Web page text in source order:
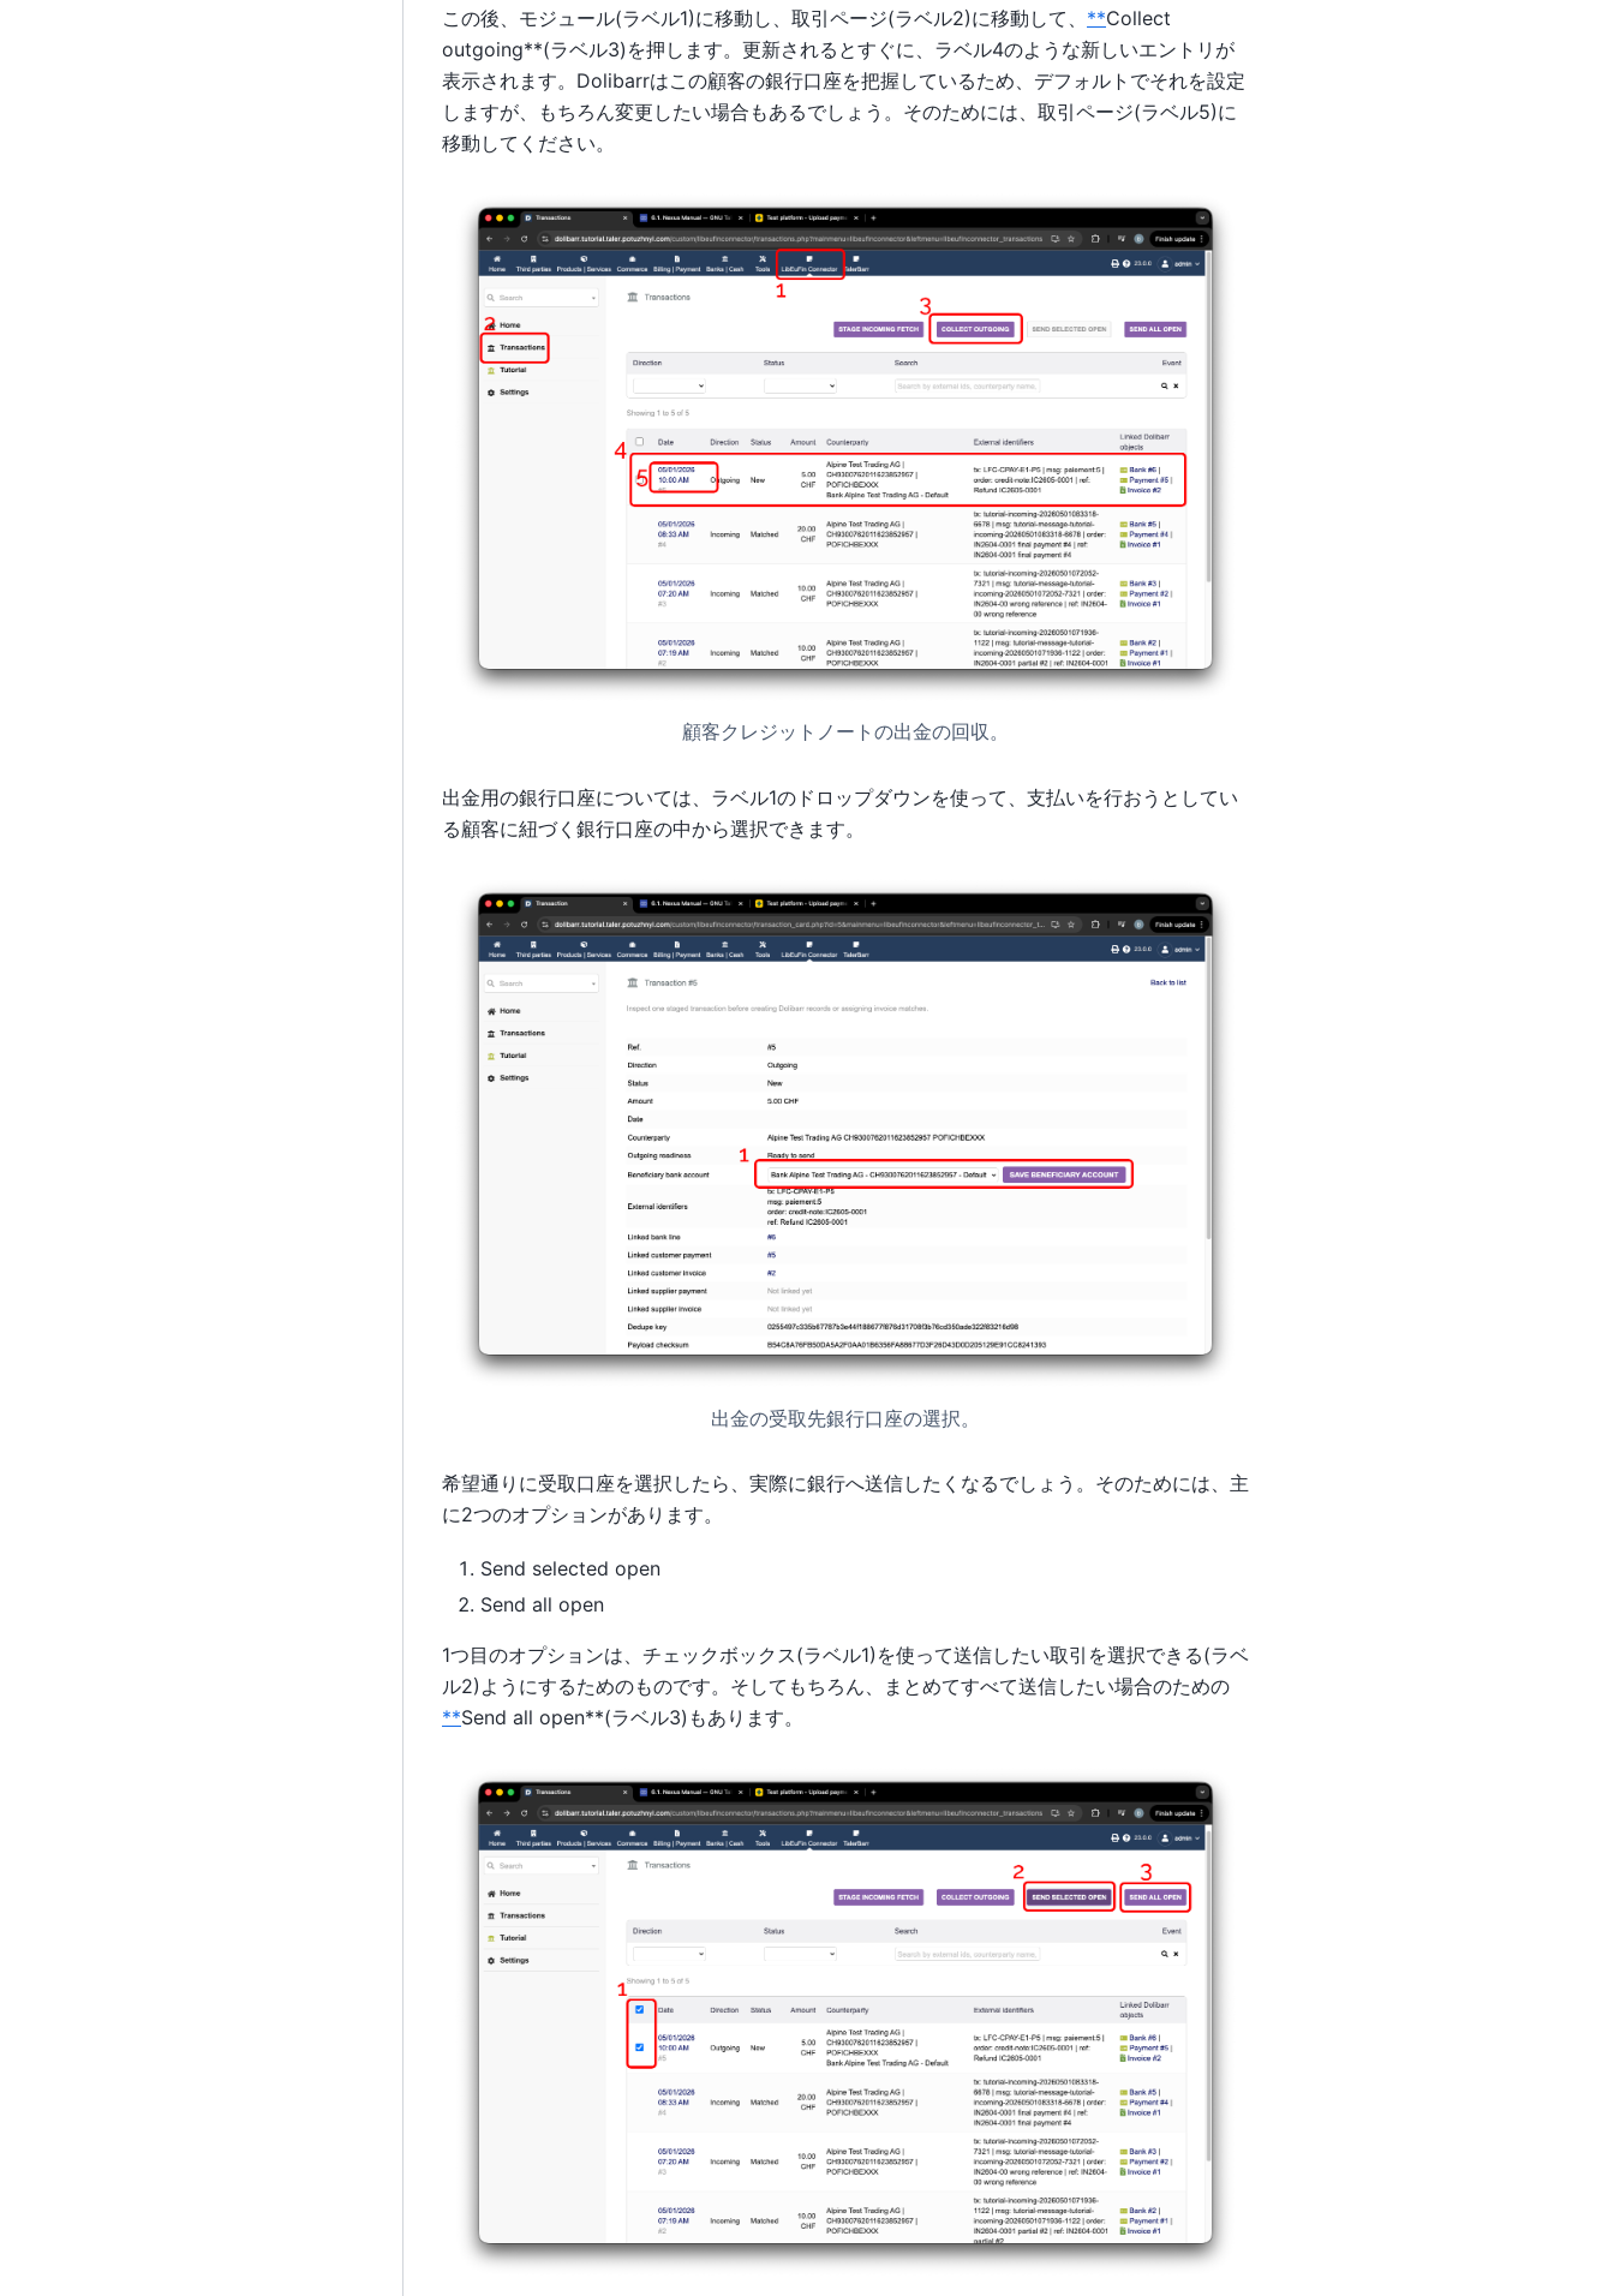
この後、モジュール(ラベル1)に移動し、取引ページ(ラベル2)に移動して、 **Collect
outgoing**(ラベル3)を押します。更新されるとすぐに、ラベル4のような新しいエントリが
表示されます。Dolibarrはこの顧客の銀行口座を把握しているため、デフォルトでそれを設定
しますが、もちろん変更したい場合もあるでしょう。そのためには、取引ページ(ラベル5)に
移動してください。
顧客クレジットノートの出金の回収。
出金用の銀行口座については、ラベル1のドロップダウンを使って、支払いを行おうとしてい
る顧客に紐づく銀行口座の中から選択できます。
出金の受取先銀行口座の選択。
希望通りに受取口座を選択したら、実際に銀行へ送信したくなるでしょう。そのためには、主
に2つのオプションがあります。
Send selected open
Send all open
1つ目のオプションは、チェックボックス(ラベル1)を使って送信したい取引を選択できる(ラベ
ル2)ようにするためのものです。そしてもちろん、まとめてすべて送信したい場合のための
**Send all open**(ラベル3)もあります。